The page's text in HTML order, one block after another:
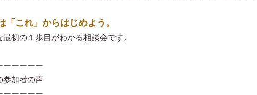
「これ」からはじめよう。
最初の１歩目がわかる相談会です。
ーーーーー
参加者の声